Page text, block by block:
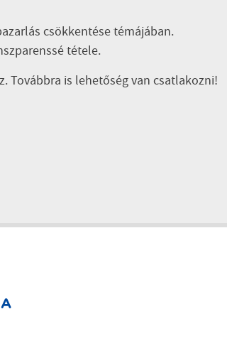
csökkentése témájában.
tétele.
Továbbra is lehetőség van csatlakozni!